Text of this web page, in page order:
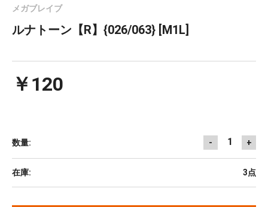
メガブレイブ
ルナトーン【R】{026/063} [M1L]
￥120
数量: - 1 +
在庫: 3点